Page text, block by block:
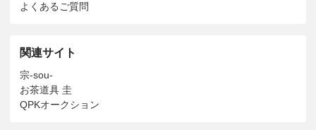
よくあるご質問
関連サイト
宗-sou-
お茶道具 圭
QPKオークション